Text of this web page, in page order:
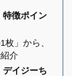
特徴ポイン
」から、
介
イジーち